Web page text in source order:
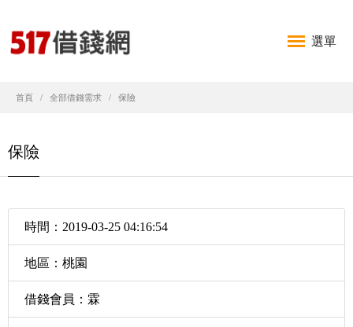
選單
首頁 全部借錢需求 保險
保險
時間：2019-03-25 04:16:54
地區：桃園
借錢會員：霖